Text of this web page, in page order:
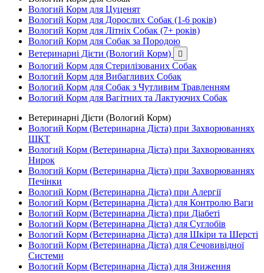
Вологий Корм для Цуценят
Вологий Корм для Дорослих Собак (1-6 років)
Вологий Корм для Літніх Собак (7+ років)
Вологий Корм для Собак за Породою
Ветеринарні Дієти (Вологий Корм)

Вологий Корм для Стерилізованих Собак
Вологий Корм для Вибагливих Собак
Вологий Корм для Собак з Чутливим Травленням
Вологий Корм для Вагітних та Лактуючих Собак
Ветеринарні Дієти (Вологий Корм)
Вологий Корм (Ветеринарна Дієта) при Захворюваннях
ШКТ
Вологий Корм (Ветеринарна Дієта) при Захворюваннях
Нирок
Вологий Корм (Ветеринарна Дієта) при Захворюваннях
Печінки
Вологий Корм (Ветеринарна Дієта) при Алергії
Вологий Корм (Ветеринарна Дієта) для Контролю Ваги
Вологий Корм (Ветеринарна Дієта) при Діабеті
Вологий Корм (Ветеринарна Дієта) для Суглобів
Вологий Корм (Ветеринарна Дієта) для Шкіри та Шерсті
Вологий Корм (Ветеринарна Дієта) для Сечовивідної
Системи
Вологий Корм (Ветеринарна Дієта) для Зниження